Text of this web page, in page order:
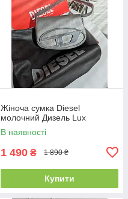
Жіноча сумка Diesel
молочний Дизель Lux
В наявності
1 490 ₴ 1 890 ₴
Купити